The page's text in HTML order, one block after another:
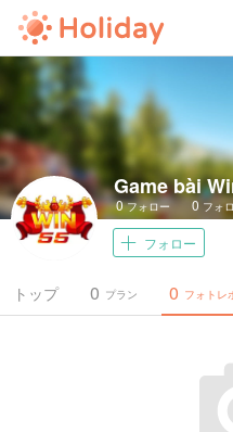
Game bài
0フォロー 0 フォ
フォロー
トップ プラン
0 フォトレ
0